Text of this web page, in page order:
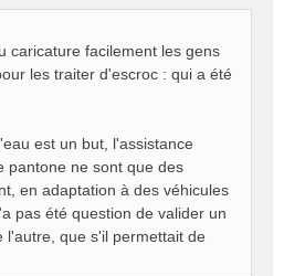
caricature facilement les gens
les traiter d'escroc : qui a été
est un but, l'assistance
pantone ne sont que des
en adaptation à des véhicules
pas été question de valider un
l'autre, que s'il permettait de